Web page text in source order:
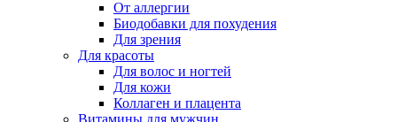
От аллергии
Биодобавки для похудения
Для зрения
Для красоты
Для волос и ногтей
Для кожи
Коллаген и плацента